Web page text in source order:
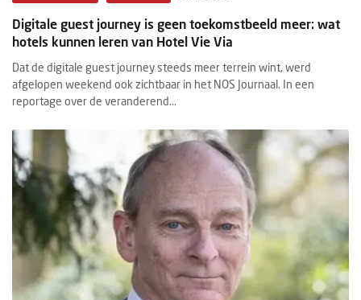
Digitale guest journey is geen toekomstbeeld meer: wat
hotels kunnen leren van Hotel Vie Via
Dat de digitale guest journey steeds meer terrein wint, werd
afgelopen weekend ook zichtbaar in het NOS Journaal. In een
reportage over de veranderend...